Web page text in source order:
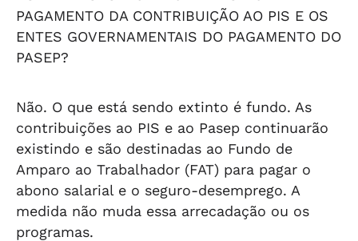
PAGAMENTO DA CONTRIBUIÇÃO AO PIS E OS
ENTES GOVERNAMENTAIS DO PAGAMENTO DO
PASEP?
Não. O que está sendo extinto é fundo. As
contribuições ao PIS e ao Pasep continuarão
existindo e são destinadas ao Fundo de
Amparo ao Trabalhador (FAT) para pagar o
abono salarial e o seguro-desemprego. A
medida não muda essa arrecadação ou os
programas.